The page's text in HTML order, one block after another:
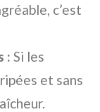
c’est
: Si les
et sans